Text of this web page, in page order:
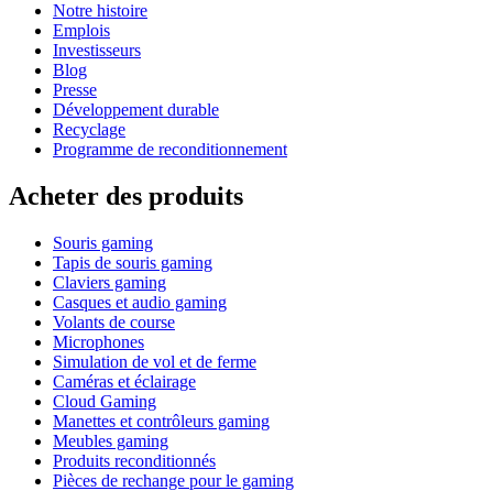
Notre histoire
Emplois
Investisseurs
Blog
Presse
Développement durable
Recyclage
Programme de reconditionnement
Acheter des produits
Souris gaming
Tapis de souris gaming
Claviers gaming
Casques et audio gaming
Volants de course
Microphones
Simulation de vol et de ferme
Caméras et éclairage
Cloud Gaming
Manettes et contrôleurs gaming
Meubles gaming
Produits reconditionnés
Pièces de rechange pour le gaming